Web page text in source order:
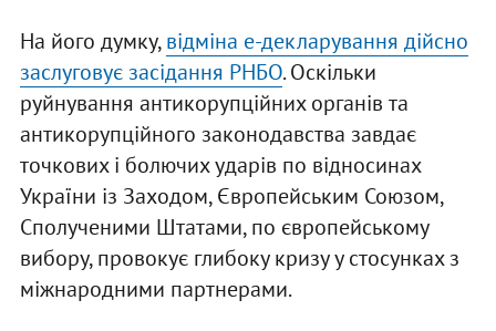
На його думку,відміна е-декларування дійсно
заслуговує засідання РНБО. Оскільки
руйнування антикорупційних органів та
антикорупційного законодавства завдає
точкових і болючих ударів по відносинах
України із Заходом, Європейським Союзом,
Сполученими Штатами, по європейському
вибору, провокує глибоку кризу у стосунках з
міжнародними партнерами.